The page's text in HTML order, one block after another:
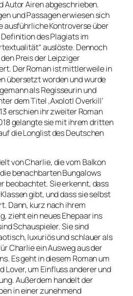
Autor Airen abgeschrieben.
und Passagen erwiesen sich
ausführliche Kontroverse über
des Plagiats im
auslöste. Dennoch
Preis der Leipziger
Der Roman ist mittlerweile in
übersetzt worden und wurde
als Regisseurin und
dem Titel ‚Axolotl Overkill‘
erschien ihr zweiter Roman
gelangte sie mit ihrem dritten
die Longlist des Deutschen
von Charlie, die vom Balkon
benachbarten Bungalows
beobachtet. Sie erkennt, dass
gibt, und dass sie selbst
Dann, kurz nach ihrem
zieht ein neues Ehepaar ins
Schauspieler. Sie sind
luxuriös und schlauer als
Charlie ein Ausweg aus der
Es geht in diesem Roman um
Lover, um Einfluss anderer und
Außerdem handelt der
in einer zunehmend